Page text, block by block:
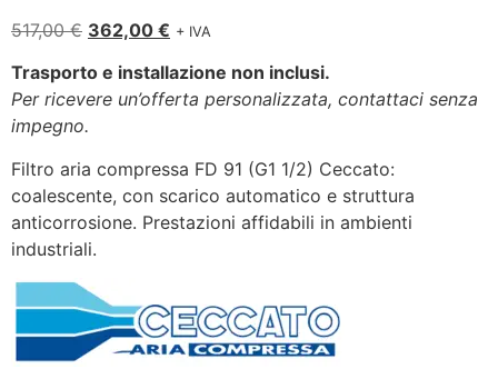
517,00€ 362,00 € + IVA
Trasporto e installazione non inclusi.
Per ricevere un’offerta personalizzata, contattaci senza
impegno.
Filtro aria compressa FD 91 (G1 1/2) Ceccato:
coalescente, con scarico automatico e struttura
anticorrosione. Prestazioni affidabili in ambienti
industriali.